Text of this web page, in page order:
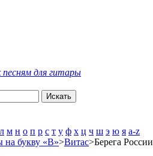
песням для гитары
л м н о п р с т у ф х ц ч ш э ю я a-z
на букву «В»>Витас>Берега России